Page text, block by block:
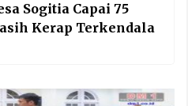
Sogitia Capai 75
Kerap Terkendala